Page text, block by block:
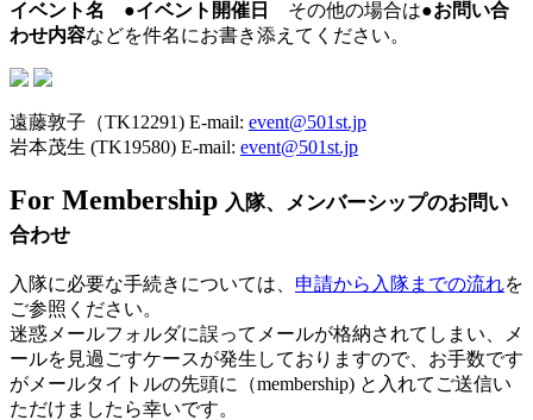
イベント名 ●イベント開催日 その他の場合は●お問い合
わせ内容などを件名にお書き添えてください。
遠藤敦子（TK12291) E-mail: event@501st.jp
岩本茂生 (TK19580) E-mail: event@501st.jp
For Membership 入隊、メンバーシップのお問い
合わせ
入隊に必要な手続きについては、 申請から入隊までの流れを
ご参照ください。
迷惑メールフォルダに誤ってメールが格納されてしまい、メ
ールを見過ごすケースが発生しておりますので、お手数です
がメールタイトルの先頭に（membership) と入れてご送信い
ただけましたら幸いです。